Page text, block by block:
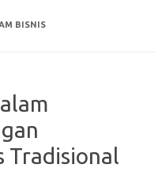
BISNIS
Tradisional